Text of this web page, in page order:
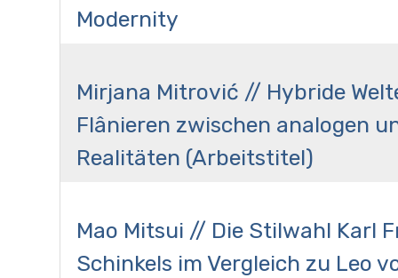
Modernity
Mirjana Mitrović // Hybride
Flânieren zwischen analogen
Realitäten (Arbeitstitel)
Mao Mitsui // Die Stilwahl Karl
Schinkels im Vergleich zu Leo